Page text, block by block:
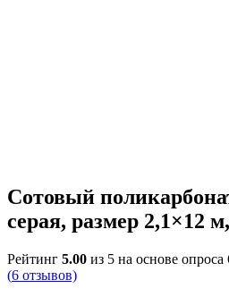
Сотовый
серая, размер 2,1×12
Рейтинг 5.00 из 5 на основе опроса
(6 отзывов)